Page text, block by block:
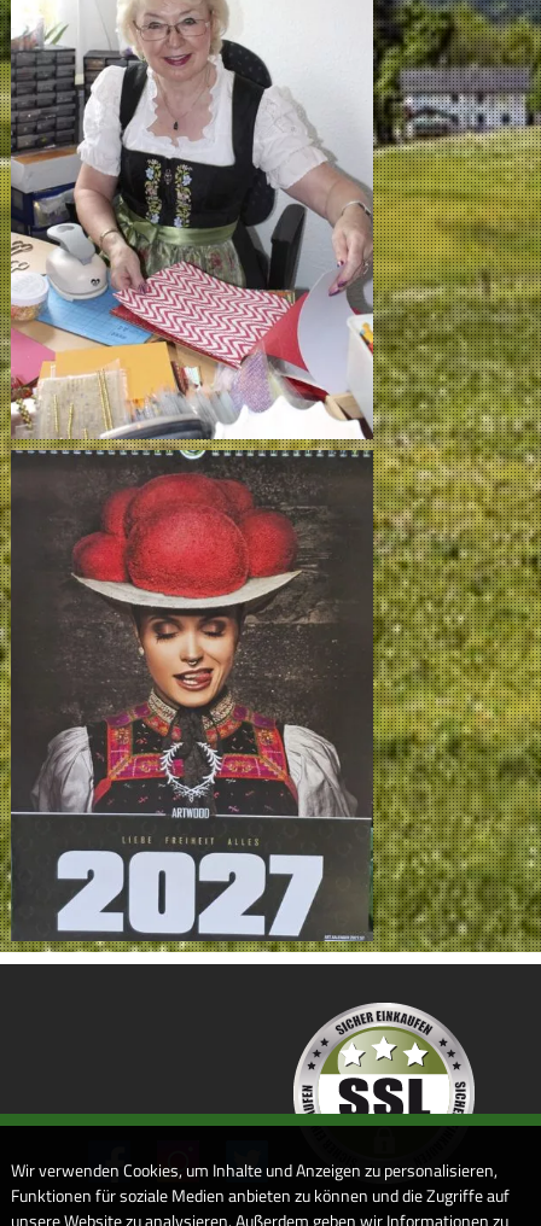
Wir verwenden Cookies, um Inhalte und Anzeigen zu personalisieren,
Funktionen für soziale Medien anbieten zu können und die Zugriffe auf